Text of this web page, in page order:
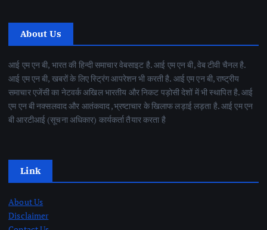
About Us
आई एम एन बी, भारत की हिन्दी समाचार वेबसाइट है. आई एम एन बी, वेब टीवी चैनल है.
आई एम एन बी, खबरों के लिए स्ट्रिंग आपरेशन भी करती है. आई एम एन बी, राष्ट्रीय
समाचार एजेंसी का नेटवर्क अखिल भारतीय और निकट पड़ोसी देशों में भी स्थापित है. आई
एम एन बी नक्सलवाद और आतंकवाद ,भ्रष्टाचार के खिलाफ लड़ाई लड़ता है. आई एम एन
बी आरटीआई (सूचना अधिकार) कार्यकर्ता तैयार करता है
Link
About Us
Disclaimer